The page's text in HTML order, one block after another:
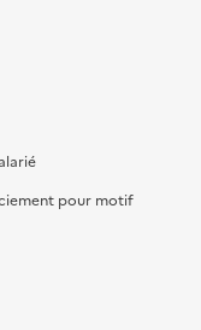
pour motif